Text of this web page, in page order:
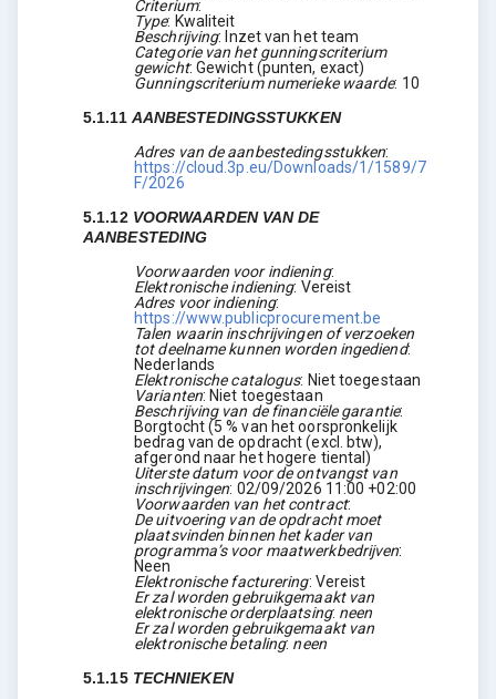
Criterium:
Type: Kwaliteit
Beschrijving: Inzet van het team
Categorie van het gunningscriterium
gewicht: Gewicht (punten, exact)
Gunningscriterium numerieke waarde: 10
5.1.11 AANBESTEDINGSSTUKKEN
Adres van de aanbestedingsstukken:
https://cloud.3p.eu/Downloads/1/1589/7
F/2026
5.1.12 VOORWAARDEN VAN DE
AANBESTEDING
Voorwaarden voor indiening:
Elektronische indiening: Vereist
Adres voor indiening:
https://www.publicprocurement.be
Talen waarin inschrijvingen of verzoeken
tot deelname kunnen worden ingediend:
Nederlands
Elektronische catalogus: Niet toegestaan
Varianten: Niet toegestaan
Beschrijving van de financiële garantie:
Borgtocht (5 % van het oorspronkelijk
bedrag van de opdracht (excl. btw),
afgerond naar het hogere tiental)
Uiterste datum voor de ontvangst van
inschrijvingen: 02/09/2026 11:00 +02:00
Voorwaarden van het contract:
De uitvoering van de opdracht moet
plaatsvinden binnen het kader van
programma’s voor maatwerkbedrijven:
Neen
Elektronische facturering: Vereist
Er zal worden gebruikgemaakt van
elektronische orderplaatsing: neen
Er zal worden gebruikgemaakt van
elektronische betaling: neen
5.1.15 TECHNIEKEN